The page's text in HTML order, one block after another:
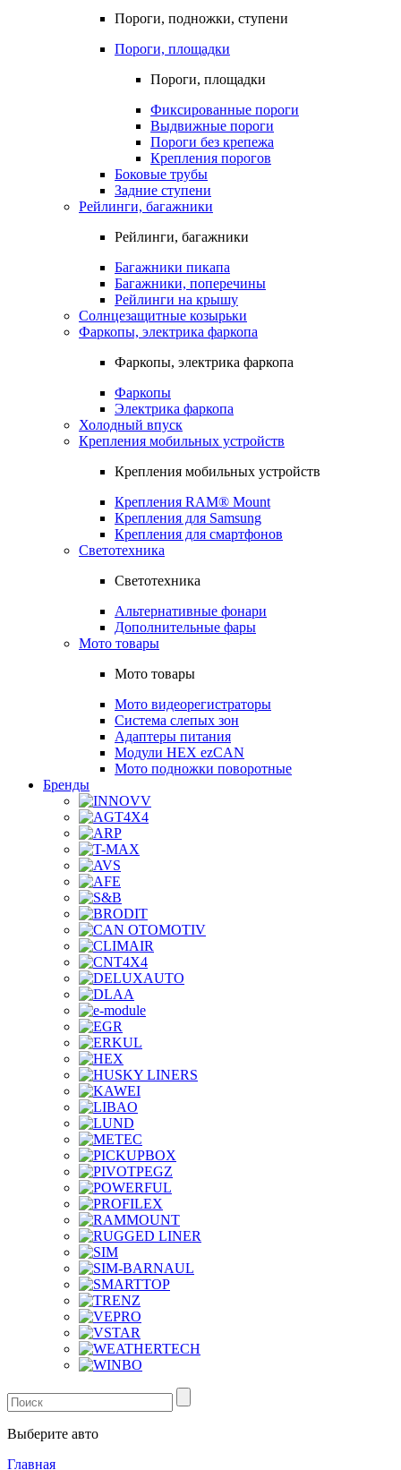
Пороги, подножки, ступени
Пороги, площадки
Пороги, площадки
Фиксированные пороги
Выдвижные пороги
Пороги без крепежа
Крепления порогов
Боковые трубы
Задние ступени
Рейлинги, багажники
Рейлинги, багажники
Багажники пикапа
Багажники, поперечины
Рейлинги на крышу
Солнцезащитные козырьки
Фаркопы, электрика фаркопа
Фаркопы, электрика фаркопа
Фаркопы
Электрика фаркопа
Холодный впуск
Крепления мобильных устройств
Крепления мобильных устройств
Крепления RAM® Mount
Крепления для Samsung
Крепления для смартфонов
Светотехника
Светотехника
Альтернативные фонари
Дополнительные фары
Мото товары
Мото товары
Мото видеорегистраторы
Система слепых зон
Адаптеры питания
Модули HEX ezCAN
Мото подножки поворотные
Бренды
Выберите авто
Главная